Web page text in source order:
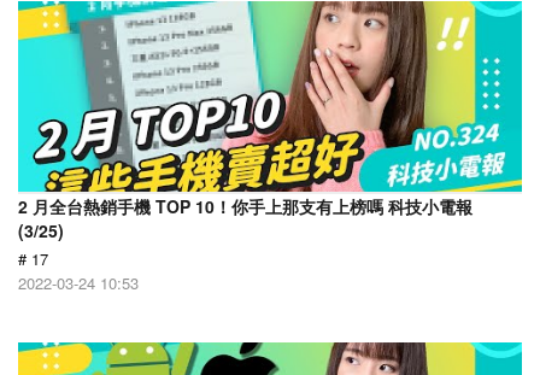
2 月全台熱銷手機 TOP 10！你手上那支有上榜嗎 科技小電報
(3/25)
# 17
2022-03-24 10:53